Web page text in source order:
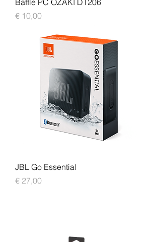
Prijs
€ 10,00
JBL Go Essential
Prijs
€ 27,00